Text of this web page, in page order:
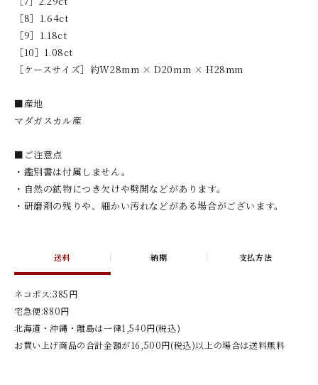
［8］1.64ct
［9］1.18ct
［10］1.08ct
［ケースサイズ］約W28mm × D20mm × H28mm
■産地
マダガスカル産
■ご注意点
・鑑別書は付属しません。
・自然の鉱物につき欠けや劈開などがあります。
・研磨剤の残りや、細かい汚れなどがある場合がございます。
送料 納期 支払方法
ネコポス:385円
宅急便:880円
北海道・沖縄・離島は一律1,540円(税込)
お買い上げ商品の合計金額が16,500円(税込)以上の場合は送料無料